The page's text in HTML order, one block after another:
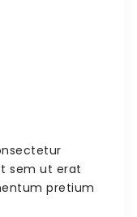
sem ut erat
pretium